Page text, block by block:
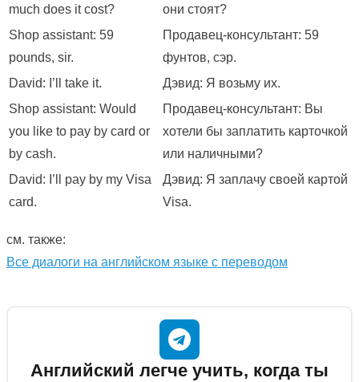
much does it cost?
они стоят?
Shop assistant: 59
pounds, sir.
Продавец-консультант: 59
фунтов, сэр.
David: I’ll take it.
Дэвид: Я возьму их.
Shop assistant: Would
you like to pay by card or
by cash.
Продавец-консультант: Вы
хотели бы заплатить карточкой
или наличными?
David: I’ll pay by my Visa
card.
Дэвид: Я заплачу своей картой
Visa.
см. также:
Все диалоги на английском языке с переводом
Английский легче учить, когда ты